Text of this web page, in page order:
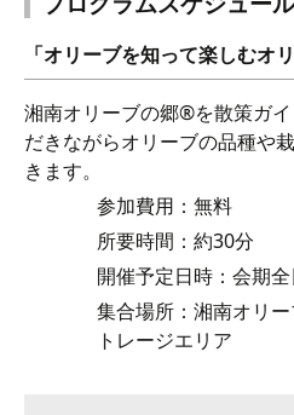
「オリーブを知って楽しむオ
湘南オリーブの郷®を散策ガ
だきながらオリーブの品種や
きます。
参加費用：無料
所要時間：約30分
開催予定日時：会期
集合場所：湘南オリ
トレージエリア